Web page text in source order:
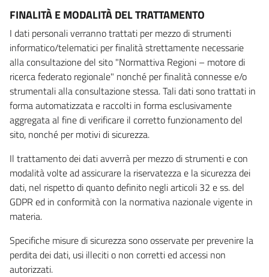
FINALITÀ E MODALITÀ DEL TRATTAMENTO
I dati personali verranno trattati per mezzo di strumenti
informatico/telematici per finalità strettamente necessarie
alla consultazione del sito "Normattiva Regioni – motore di
ricerca federato regionale" nonché per finalità connesse e/o
strumentali alla consultazione stessa. Tali dati sono trattati in
forma automatizzata e raccolti in forma esclusivamente
aggregata al fine di verificare il corretto funzionamento del
sito, nonché per motivi di sicurezza.
Il trattamento dei dati avverrà per mezzo di strumenti e con
modalità volte ad assicurare la riservatezza e la sicurezza dei
dati, nel rispetto di quanto definito negli articoli 32 e ss. del
GDPR ed in conformità con la normativa nazionale vigente in
materia.
Specifiche misure di sicurezza sono osservate per prevenire la
perdita dei dati, usi illeciti o non corretti ed accessi non
autorizzati.